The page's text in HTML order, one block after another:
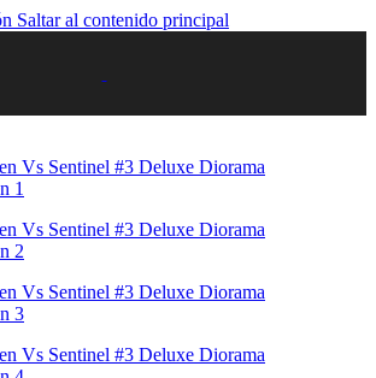
Saltar al contenido principal